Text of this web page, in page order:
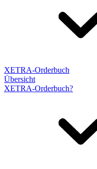
XETRA-Orderbuch
Übersicht
XETRA-Orderbuch?